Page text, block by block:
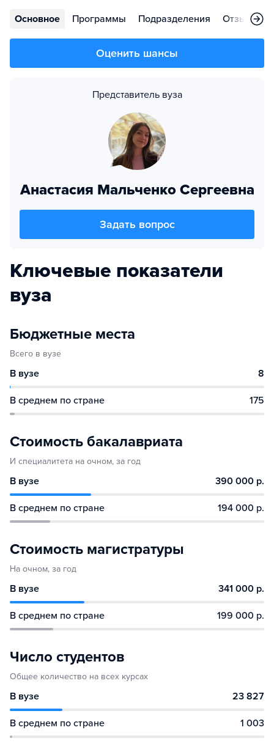
Основное Программы Подразделения Отзывы
Оценить шансы
Представитель вуза
Анастасия Мальченко Сергеевна
Задать вопрос
Ключевые показатели
вуза
Бюджетные места
Всего в вузе
В вузе 8
В среднем по стране 175
Стоимость бакалавриата
И специалитета на очном, за год
В вузе 390 000 р.
В среднем по стране 194 000 р.
Стоимость магистратуры
На очном, за год
В вузе 341 000 р.
В среднем по стране 199 000 р.
Число студентов
Общее количество на всех курсах
В вузе 23 827
В среднем по стране 1 003